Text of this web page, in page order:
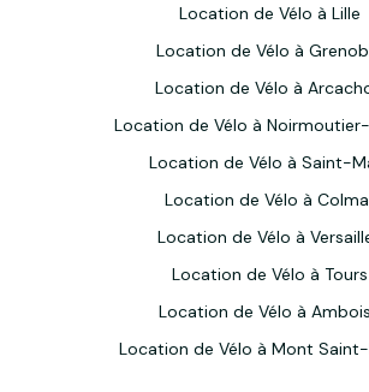
Location de Vélo à Lille
Location de Vélo à
Location de Vélo à
Location de Vélo à
Location de Vélo à Saint-
Location de Vélo à
Location de Vélo à
Location de Vélo à Tours
Location de Vélo à
Location de Vélo à Mont